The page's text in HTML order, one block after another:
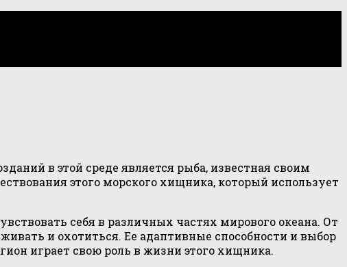
в этой среде является рыба, известная своим
этого морского хищника, который использует
себя в различных частях мирового океана. От
и охотиться. Ее адаптивные способности и выбор
играет свою роль в жизни этого хищника.